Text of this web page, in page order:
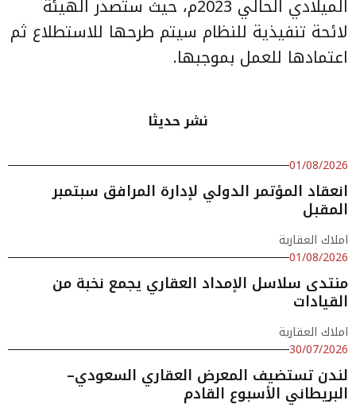
الميلادي الحالي 2023م، حيث ستصدر الهيئة
لائحة تنفيذية للنظام سيتم طرحها للاستطلاع ثم
اعتمادها للعمل بموجبها.
نشر حديثا
01/08/2026
انعقاد المؤتمر الدولي لإدارة المرافق سبتمبر
المقبل
املاك العقارية
01/08/2026
منتدى سلاسل الإمداد العقاري يجمع نخبة من
القيادات
املاك العقارية
30/07/2026
لندن تستضيف المعرض العقاري السعودي–
البريطاني الأسبوع القادم